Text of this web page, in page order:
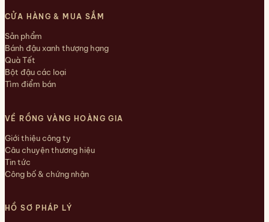
CỬA HÀNG & MUA SẮM
Sản phẩm
Bánh đậu xanh thượng hạng
Quà Tết
Bột đậu các loại
Tìm điểm bán
VỀ RỒNG VÀNG HOÀNG GIA
Giới thiệu công ty
Câu chuyện thương hiệu
Tin tức
Công bố & chứng nhận
HỒ SƠ PHÁP LÝ